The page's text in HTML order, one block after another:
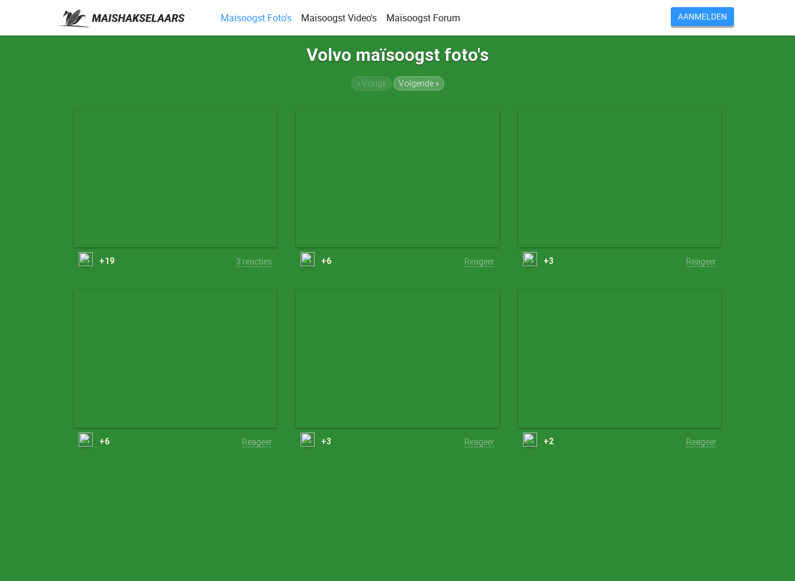
Maïsoogst Foto's Maïsoogst Video's Maïsoogst Forum AANMELDEN
Volvo maïsoogst foto's
« Vorige Volgende »
+19 3 reacties +6 Reageer +3 Reageer
+6 Reageer +3 Reageer +2 Reageer